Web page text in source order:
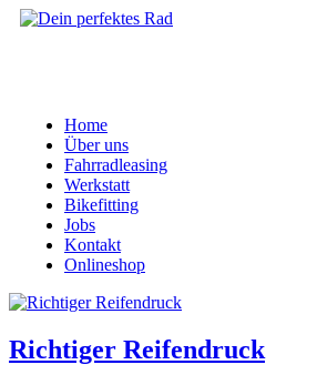
Home
Über uns
Fahrradleasing
Werkstatt
Bikefitting
Jobs
Kontakt
Onlineshop
Richtiger Reifendruck